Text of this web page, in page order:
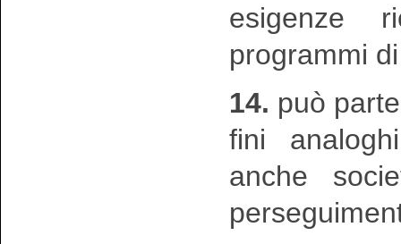
esigenze
programmi
14. può
fini
anche